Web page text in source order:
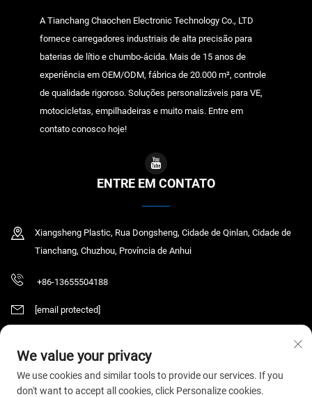
A Tianchang Chaochen Electronic Technology Co., LTD
fornece carregadores industriais de alta precisão para
baterias de lítio e chumbo-ácida. Mais de 15 anos de
experiência em OEM/ODM, fábrica de 20.000 m², controle
de qualidade rigoroso. Soluções personalizáveis para VE,
motocicletas, empilhadeiras e muito mais. Entre em
contato conosco hoje!
ENTRE EM CONTATO
Xiangsheng Plastic, Rua Dongsheng, Cidade de Qinlan, Cidade de
Tianchang, Chuzhou, Província de Anhui
+86-13655504188
[email protected]
Direitos autorais © 2026 Tianchang Chaochen Electronic Technology Co., LTD.
Todos os direitos reservados.
Política de Privacidade
We value your privacy
We use cookies and similar tools to provide our services. If you
don't want to accept all cookies, click Personalize cookies.